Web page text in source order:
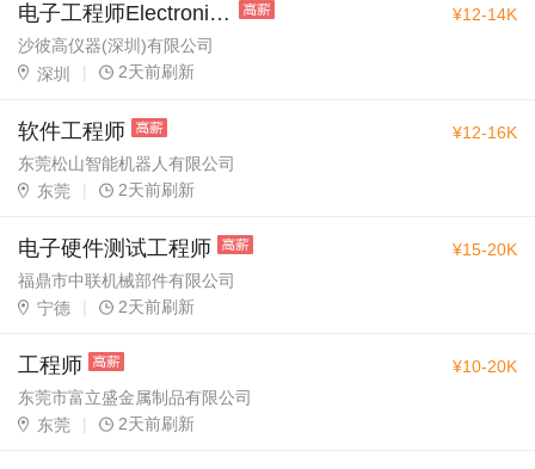
电子工程师Electronic Engineer
沙彼高仪器(深圳)有限公司
深圳
| 2天前刷新
¥12-14K
软件工程师
东莞松山智能机器人有限公司
东莞
| 2天前刷新
¥12-16K
电子硬件测试工程师
福鼎市中联机械部件有限公司
宁德
| 2天前刷新
¥15-20K
工程师
东莞市富立盛金属制品有限公司
东莞
| 2天前刷新
¥10-20K